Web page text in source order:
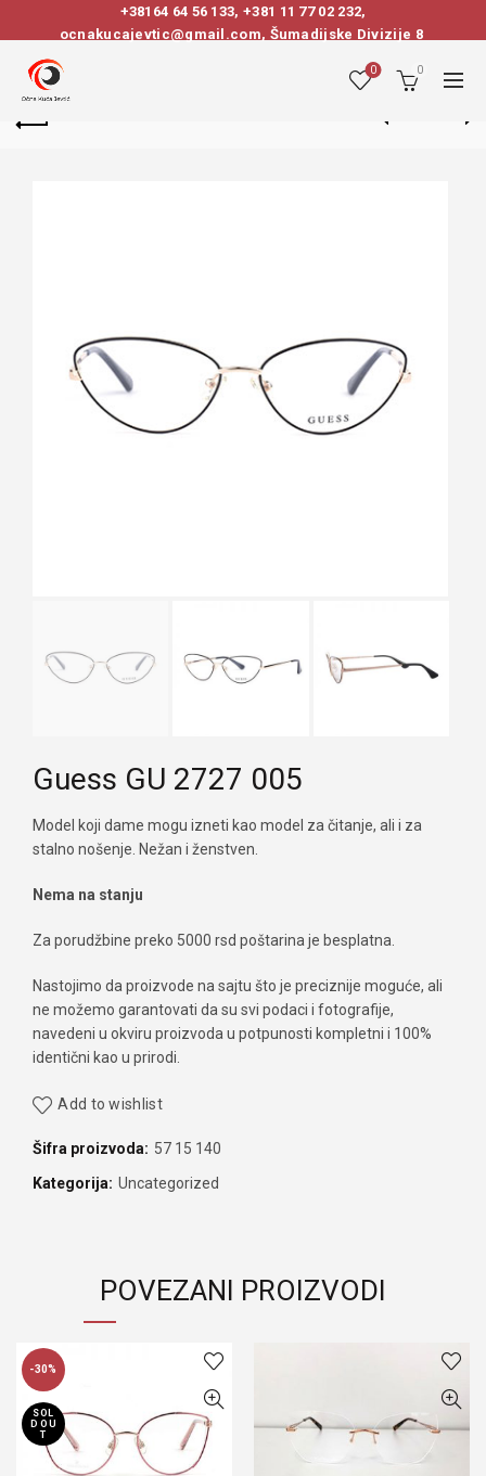
+38164 64 56 133, +381 11 77 02 232,
ocnakucajevtic@gmail.com, Šumadijske Divizije 8
0 0
Guess GU 2727 005
Model koji dame mogu izneti kao model za čitanje, ali i za
stalno nošenje. Nežan i ženstven.
Nema na stanju
Za porudžbine preko 5000 rsd poštarina je besplatna.
Nastojimo da proizvode na sajtu što je preciznije moguće, ali
ne možemo garantovati da su svi podaci i fotografije,
navedeni u okviru proizvoda u potpunosti kompletni i 100%
identični kao u prirodi.
Add to wishlist
Šifra proizvoda: 57 15 140
Kategorija: Uncategorized
POVEZANI PROIZVODI
-30%
SOL
D OU
T